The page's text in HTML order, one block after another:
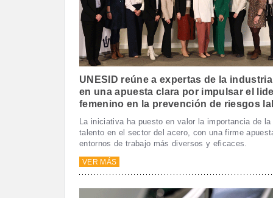
UNESID reúne a expertas de la
en una apuesta clara por impulsar el
femenino en la prevención de riesgos
La iniciativa ha puesto en valor la importancia de
talento en el sector del acero, con una firme
entornos de trabajo más diversos y eficaces.
VER MÁS